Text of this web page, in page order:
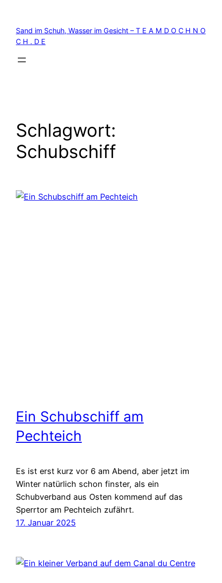
springen
Sand im Schuh, Wasser im Gesicht – T E A M D O C H N O
C H . D E
Schlagwort:
Schubschiff
Ein Schubschiff am
Pechteich
Es ist erst kurz vor 6 am Abend, aber jetzt im
Winter natürlich schon finster, als ein
Schubverband aus Osten kommend auf das
Sperrtor am Pechteich zufährt.
17. Januar 2025